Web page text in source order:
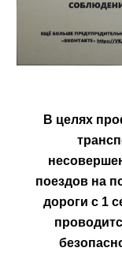
В целях
поездов на
дороги с 1